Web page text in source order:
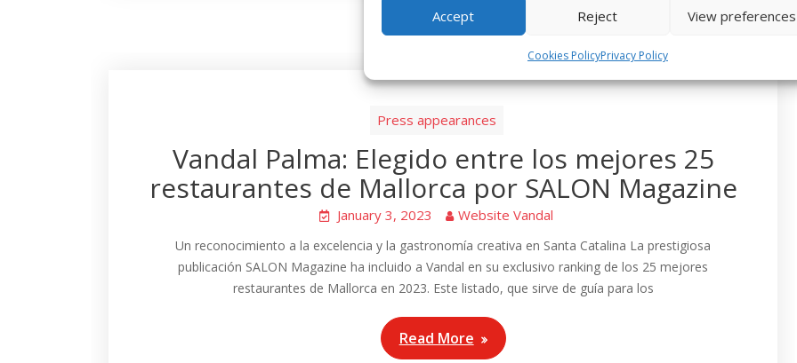
Accept Reject View preferences
Cookies PolicyPrivacy Policy
Press appearances
Vandal Palma: Elegido entre los mejores 25
restaurantes de Mallorca por SALON Magazine
January 3, 2023 Website Vandal
Un reconocimiento a la excelencia y la gastronomía creativa en Santa Catalina La prestigiosa
publicación SALON Magazine ha incluido a Vandal en su exclusivo ranking de los 25 mejores
restaurantes de Mallorca en 2023. Este listado, que sirve de guía para los
Read More